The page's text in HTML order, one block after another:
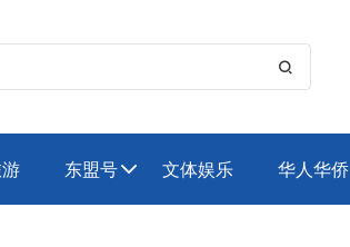

东盟号 文体娱乐 华人华侨